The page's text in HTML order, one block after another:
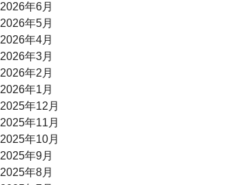
2026年6月
2026年5月
2026年4月
2026年3月
2026年2月
2026年1月
2025年12月
2025年11月
2025年10月
2025年9月
2025年8月